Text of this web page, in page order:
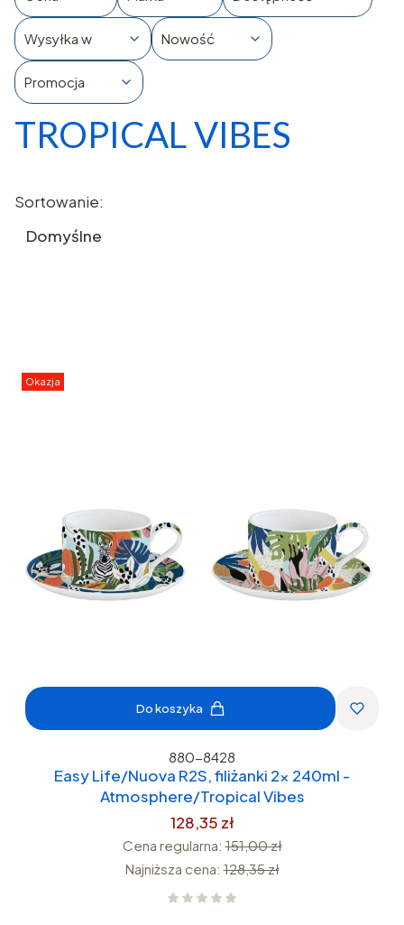
Wysyłka w Nowość
Promocja
Koniec filtrów
TROPICAL VIBES
Lista produktów
Sortowanie:
Domyślne
Okazja
Do koszyka
880-8428
Easy Life/Nuova R2S, filiżanki 2x 240ml -
Atmosphere/Tropical Vibes
128,35 zł
Cena regularna: 151,00 zł
Najniższa cena: 128,35 zł